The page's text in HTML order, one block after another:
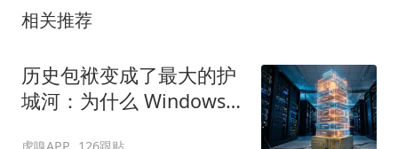
相关推荐
历史包袱变成了最大的护
城河：为什么 Windows